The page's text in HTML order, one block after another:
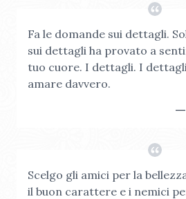
Fa le domande sui dettagli.
sui dettagli ha provato a
tuo cuore. I dettagli. I
amare davvero.
—
Scelgo gli amici per la
il buon carattere e i nemici